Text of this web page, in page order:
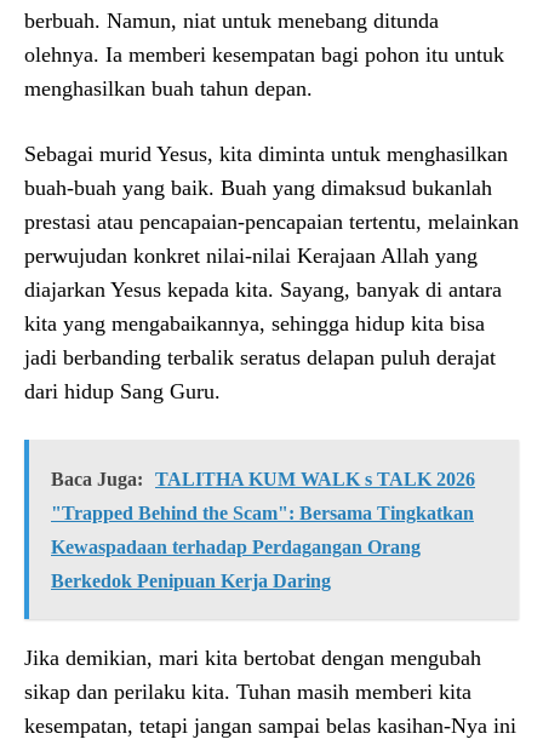
berbuah. Namun, niat untuk menebang ditunda
olehnya. Ia memberi kesempatan bagi pohon itu untuk
menghasilkan buah tahun depan.
Sebagai murid Yesus, kita diminta untuk menghasilkan
buah-buah yang baik. Buah yang dimaksud bukanlah
prestasi atau pencapaian-pencapaian tertentu, melainkan
perwujudan konkret nilai-nilai Kerajaan Allah yang
diajarkan Yesus kepada kita. Sayang, banyak di antara
kita yang mengabaikannya, sehingga hidup kita bisa
jadi berbanding terbalik seratus delapan puluh derajat
dari hidup Sang Guru.
Baca Juga:
TALITHA KUM WALK s TALK 2026
"Trapped Behind the Scam": Bersama Tingkatkan
Kewaspadaan terhadap Perdagangan Orang
Berkedok Penipuan Kerja Daring
Jika demikian, mari kita bertobat dengan mengubah
sikap dan perilaku kita. Tuhan masih memberi kita
kesempatan, tetapi jangan sampai belas kasihan-Nya ini